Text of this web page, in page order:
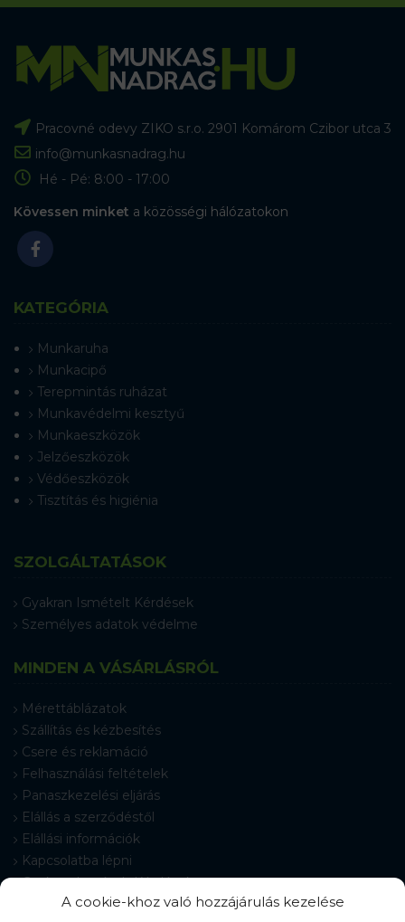
A cookie-khoz való hozzájárulás kezelése
Pracovné odevy ZIKO s.r.o. 2901 Komárom Czibor utca 3
info@munkasnadrag.hu
Hé - Pé: 8:00 - 17:00
Kövessen minket a közösségi hálózatokon
KATEGÓRIA
Munkaruha
Munkacipő
Terepmintás ruházat
Munkavédelmi kesztyű
Munkaeszközök
Jelzőeszközök
Védőeszközök
Tisztítás és higiénia
SZOLGÁLTATÁSOK
Gyakran Ismételt Kérdések
Személyes adatok védelme
MINDEN A VÁSÁRLÁSRÓL
Mérettáblázatok
Szállítás és kézbesítés
Csere és reklamáció
Felhasználási feltételek
Panaszkezelési eljárás
Elállás a szerződéstől
Elállási információk
Kapcsolatba lépni
Gyakran Ismételt Kérdések
Cookie-beállítások